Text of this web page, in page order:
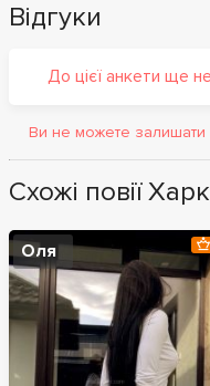
Відгуки
До цієї анкети ще
Ви не можете залишати
Схожі повії
Оля